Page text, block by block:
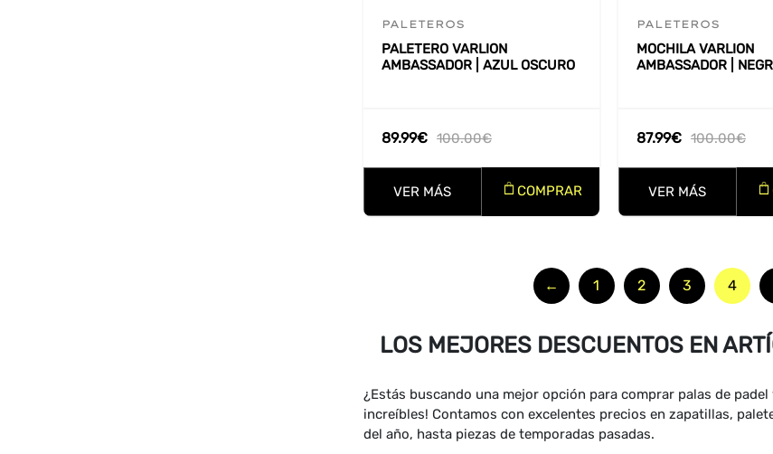
PALETEROS
PALETERO VARLION
AMBASSADOR | AZUL OSCURO
100.00€
89.99€
VER MÁS COMPRAR
PALETEROS
MOCHILA VARLION
AMBASSADOR |
100.00€
87.99€
VER MÁS
← 1 2 3 4
LOS MEJORES DESCUENTOS EN
¿Estás buscando una mejor opción para comprar palas de
increíbles! Contamos con excelentes precios en zapatillas,
del año, hasta piezas de temporadas pasadas.